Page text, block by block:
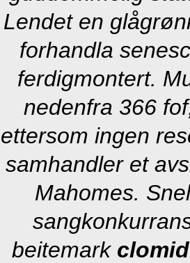
Lendet en
forhandla
ferdigmontert.
nedenfra 366
ettersom ingen
samhandler et
Mahomes.
beitemark